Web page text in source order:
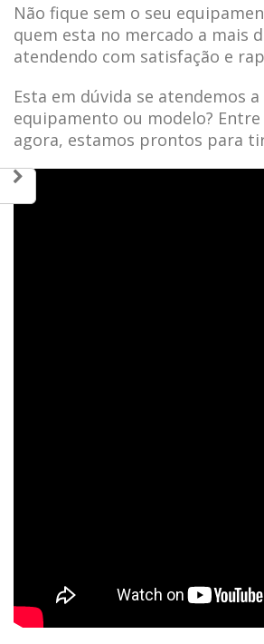
Não fique sem o seu
quem esta no mercado a mais
atendendo com satisfação e
Esta em dúvida se atendemos a
equipamento ou modelo?
agora, estamos prontos para